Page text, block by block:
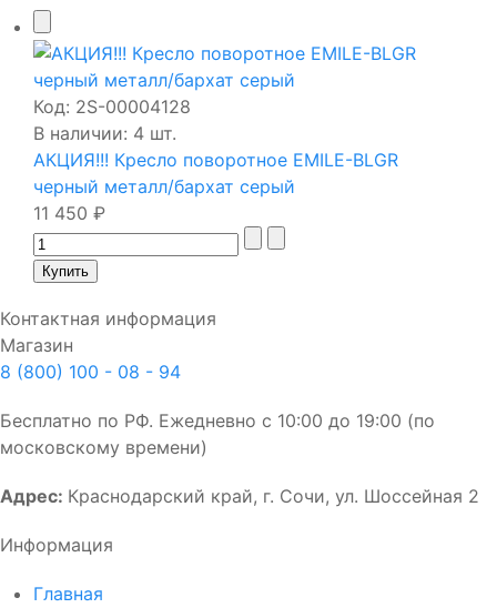
Код: 2S-00004128
В наличии: 4 шт.
АКЦИЯ!!! Кресло поворотное EMILE-BLGR
черный металл/бархат серый
11 450 ₽
Контактная информация
Магазин
8 (800) 100 - 08 - 94
Бесплатно по РФ. Ежедневно с 10:00 до 19:00 (по
московскому времени)
Адрес: Краснодарский край, г. Сочи, ул. Шоссейная 2
Информация
Главная